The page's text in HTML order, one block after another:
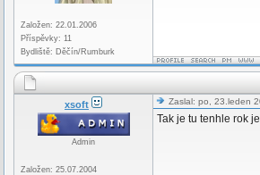
Založen: 22.01.2006
Příspěvky: 11
Bydliště: Děčín/Rumburk
xsoft
Admin
Založen: 25.07.2004
Zaslal: po, 23.leden
Tak je tu tenhle rok